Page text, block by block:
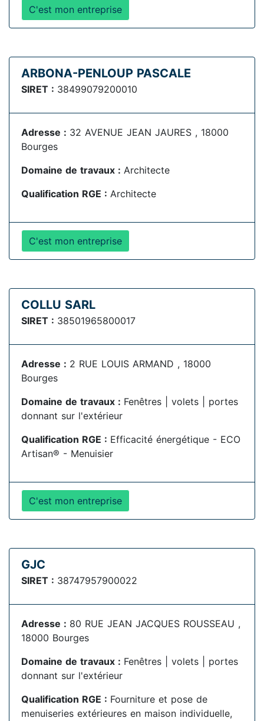
C'est mon entreprise
ARBONA-PENLOUP PASCALE
SIRET : 38499079200010
Adresse : 32 AVENUE JEAN JAURES , 18000
Bourges
Domaine de travaux : Architecte
Qualification RGE : Architecte
C'est mon entreprise
COLLU SARL
SIRET : 38501965800017
Adresse : 2 RUE LOUIS ARMAND , 18000
Bourges
Domaine de travaux : Fenêtres | volets | portes
donnant sur l'extérieur
Qualification RGE : Efficacité énergétique - ECO
Artisan® - Menuisier
C'est mon entreprise
GJC
SIRET : 38747957900022
Adresse : 80 RUE JEAN JACQUES ROUSSEAU ,
18000 Bourges
Domaine de travaux : Fenêtres | volets | portes
donnant sur l'extérieur
Qualification RGE : Fourniture et pose de
menuiseries extérieures en maison individuelle,